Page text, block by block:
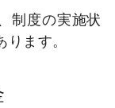
制度の実施状
ます。